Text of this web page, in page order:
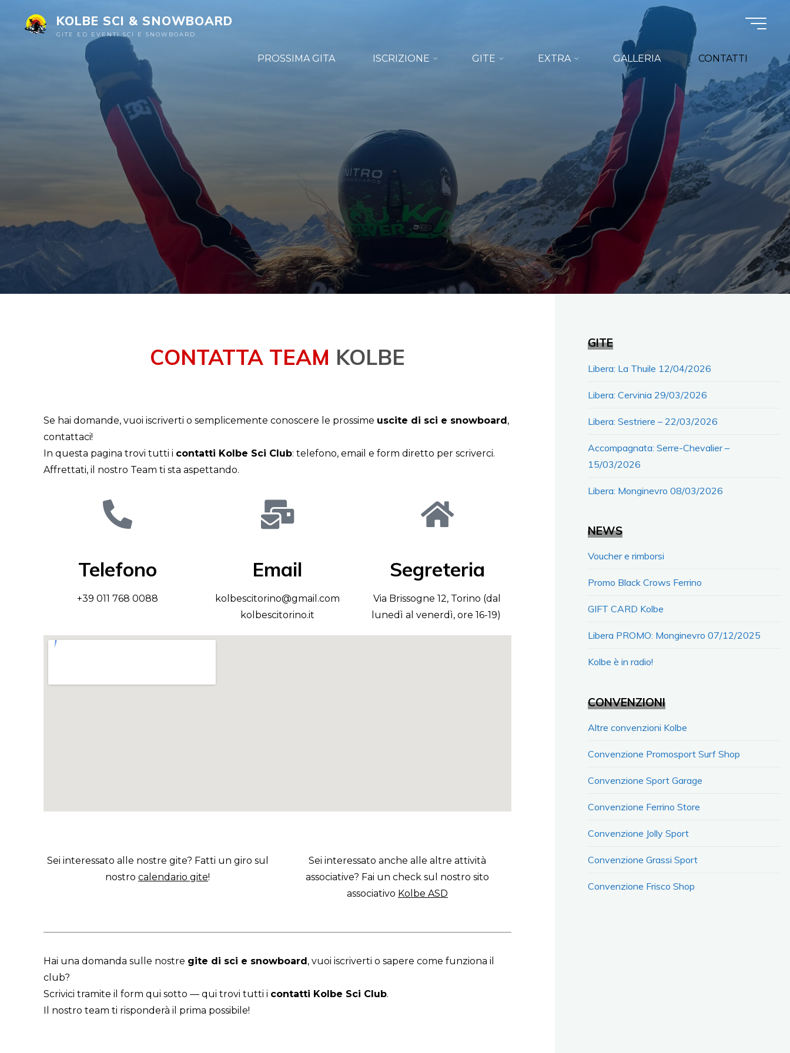
KOLBE SCI & SNOWBOARD
GITE ED EVENTI SCI E SNOWBOARD
PROSSIMA GITA ISCRIZIONE GITE EXTRA GALLERIA CONTATTI
CONTATTA TEAM KOLBE
Se hai domande, vuoi iscriverti o semplicemente conoscere le prossime uscite di sci e snowboard,
contattaci!
In questa pagina trovi tutti i contatti Kolbe Sci Club: telefono, email e form diretto per scriverci.
Affrettati, il nostro Team ti sta aspettando.
Telefono
+39 011 768 0088
Email
kolbescitorino@gmail.com
kolbescitorino.it
Segreteria
Via Brissogne 12, Torino (dal
lunedì al venerdì, ore 16-19)
Sei interessato alle nostre gite? Fatti un giro sul
nostro calendario gite!
Sei interessato anche alle altre attività
associative? Fai un check sul nostro sito
associativo Kolbe ASD
Hai una domanda sulle nostre gite di sci e snowboard, vuoi iscriverti o sapere come funziona il
club?
Scrivici tramite il form qui sotto — qui trovi tutti i contatti Kolbe Sci Club.
Il nostro team ti risponderà il prima possibile!
GITE
Libera: La Thuile 12/04/2026
Libera: Cervinia 29/03/2026
Libera: Sestriere – 22/03/2026
Accompagnata: Serre-Chevalier –
15/03/2026
Libera: Monginevro 08/03/2026
NEWS
Voucher e rimborsi
Promo Black Crows Ferrino
GIFT CARD Kolbe
Libera PROMO: Monginevro 07/12/2025
Kolbe è in radio!
CONVENZIONI
Altre convenzioni Kolbe
Convenzione Promosport Surf Shop
Convenzione Sport Garage
Convenzione Ferrino Store
Convenzione Jolly Sport
Convenzione Grassi Sport
Convenzione Frisco Shop